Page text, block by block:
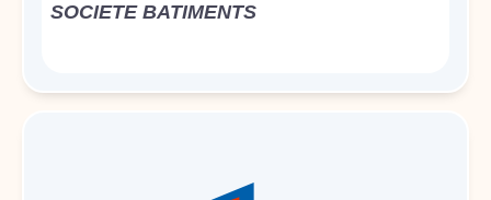
SOCIETE BATIMENTS